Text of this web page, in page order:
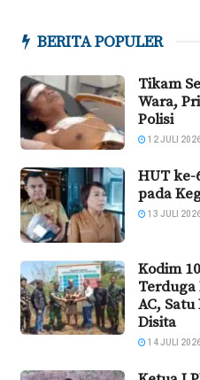
BERITA POPULER
Tikam
Wara,
Polisi
12 JULI
HUT ke-
pada
13 JULI
Kodim
Terduga
AC,
Disita
14 JULI